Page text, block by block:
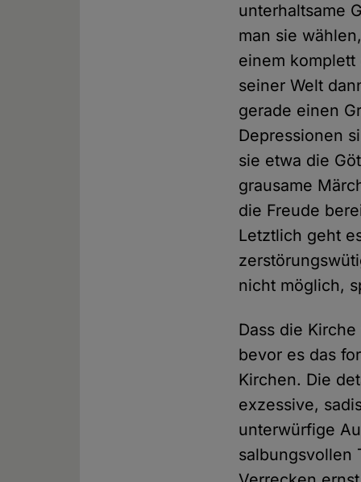
unterhaltsame
man sie
einem
seiner Welt
gerade einen
Depressionen
sie etwa die
grausame
die Freude
Letztlich geht
nicht möglich,
Dass die
bevor es das
Kirchen. Die
exzessive,
unterwürfige
salbungsvollen